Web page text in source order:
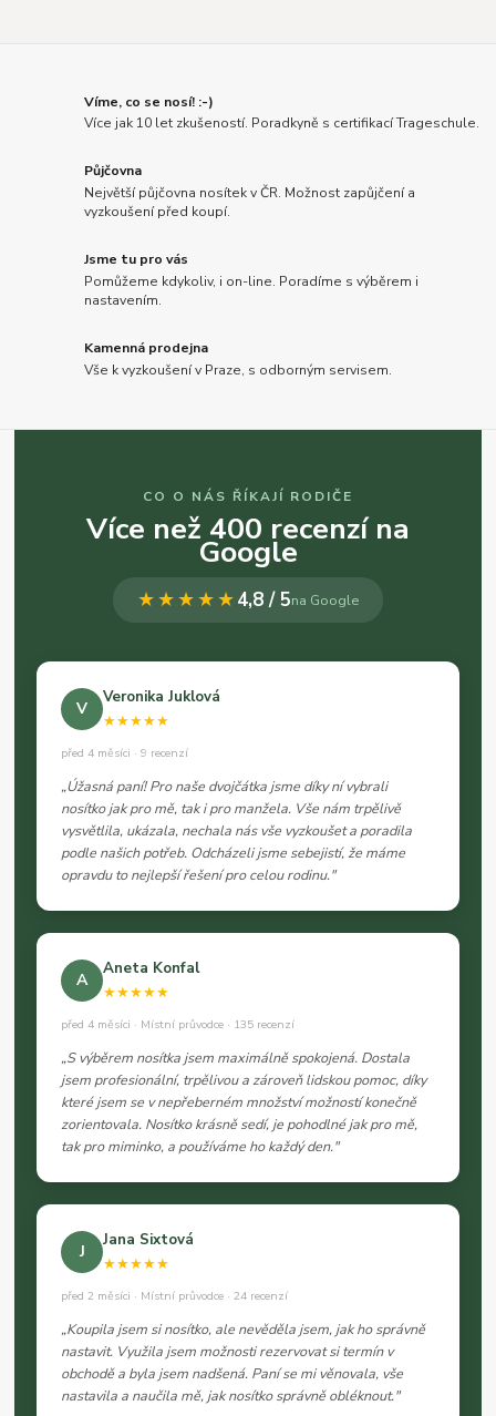
Víme, co se nosí! :-)
Více jak 10 let zkušeností. Poradkyně s certifikací Trageschule.
Půjčovna
Největší půjčovna nosítek v ČR. Možnost zapůjčení a
vyzkoušení před koupí.
Jsme tu pro vás
Pomůžeme kdykoliv, i on-line. Poradíme s výběrem i
nastavením.
Kamenná prodejna
Vše k vyzkoušení v Praze, s odborným servisem.
CO O NÁS ŘÍKAJÍ RODIČE
Více než 400 recenzí na
Google
★★★★★4,8 / 5na Google
V
Veronika Juklová
★★★★★
před 4 měsíci · 9 recenzí
„Úžasná paní! Pro naše dvojčátka jsme díky ní vybrali
nosítko jak pro mě, tak i pro manžela. Vše nám trpělivě
vysvětlila, ukázala, nechala nás vše vyzkoušet a poradila
podle našich potřeb. Odcházeli jsme sebejistí, že máme
opravdu to nejlepší řešení pro celou rodinu."
A
Aneta Konfal
★★★★★
před 4 měsíci · Místní průvodce · 135 recenzí
„S výběrem nosítka jsem maximálně spokojená. Dostala
jsem profesionální, trpělivou a zároveň lidskou pomoc, díky
které jsem se v nepřeberném množství možností konečně
zorientovala. Nosítko krásně sedí, je pohodlné jak pro mě,
tak pro miminko, a používáme ho každý den."
J
Jana Sixtová
★★★★★
před 2 měsíci · Místní průvodce · 24 recenzí
„Koupila jsem si nosítko, ale nevěděla jsem, jak ho správně
nastavit. Využila jsem možnosti rezervovat si termín v
obchodě a byla jsem nadšená. Paní se mi věnovala, vše
nastavila a naučila mě, jak nosítko správně obléknout."